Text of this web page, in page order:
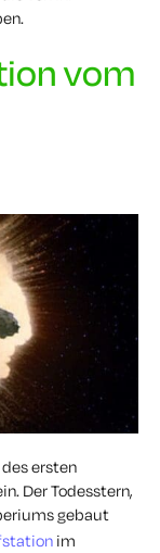
vom
ersten
Der Todesstern,
gebaut
im